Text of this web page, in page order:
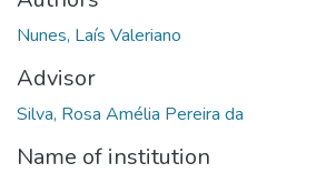
Nunes, Laís Valeriano
Advisor
Silva, Rosa Amélia Pereira da
Name of institution